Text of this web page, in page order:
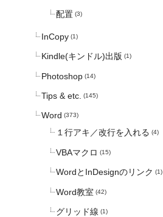
配置 (3)
InCopy (1)
Kindle(キンドル)出版 (1)
Photoshop (14)
Tips & etc. (145)
Word (373)
１行アキ／改行を入れる (4)
VBAマクロ (15)
WordとInDesignのリンク (1)
Word教室 (42)
グリッド線 (1)